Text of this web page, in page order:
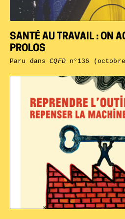
SANTÉ AU TRAVAIL : ON
PROLOS
Paru dansCQFDn°136